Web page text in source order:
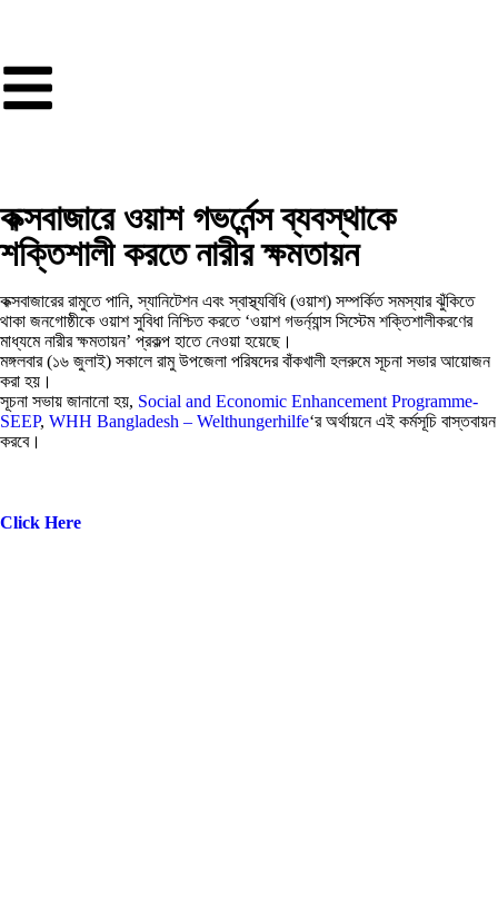
কক্সবাজারে ওয়াশ গভর্নেন্স ব্যবস্থাকে
শক্তিশালী করতে নারীর ক্ষমতায়ন
কক্সবাজারের রামুতে পানি, স্যানিটেশন এবং স্বাস্থ্যবিধি (ওয়াশ) সম্পর্কিত সমস্যার ঝুঁকিতে
থাকা জনগোষ্ঠীকে ওয়াশ সুবিধা নিশ্চিত করতে ‘ওয়াশ গভর্ন্যান্স সিস্টেম শক্তিশালীকরণের
মাধ্যমে নারীর ক্ষমতায়ন’ প্রকল্প হাতে নেওয়া হয়েছে।
মঙ্গলবার (১৬ জুলাই) সকালে রামু উপজেলা পরিষদের বাঁকখালী হলরুমে সূচনা সভার আয়োজন
করা হয়।
সূচনা সভায় জানানো হয়, Social and Economic Enhancement Programme-
SEEP, WHH Bangladesh – Welthungerhilfe‘র অর্থায়নে এই কর্মসূচি বাস্তবায়ন
করবে।
Click Here